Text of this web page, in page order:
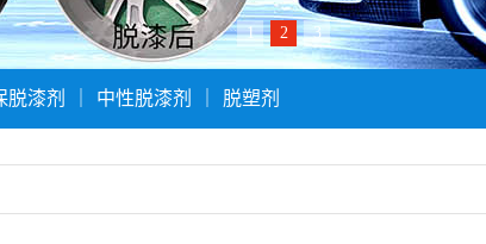
1 2 3
脱漆剂 中性脱漆剂 脱塑剂